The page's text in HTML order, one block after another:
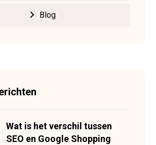
Blog
Wat is het verschil tussen
SEO en Google Shopping